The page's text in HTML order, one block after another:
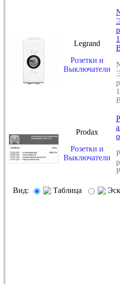
Legrand
Розетки и
Выключатели
Prodax
Розетки и
Выключатели
Вид: Таблица